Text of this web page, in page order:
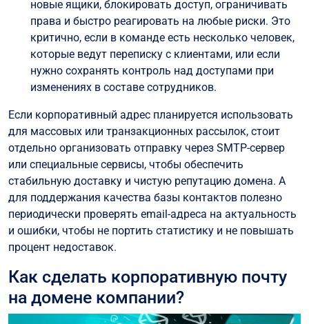
новые ящики, блокировать доступ, ограничивать
права и быстро реагировать на любые риски. Это
критично, если в команде есть несколько человек,
которые ведут переписку с клиентами, или если
нужно сохранять контроль над доступами при
изменениях в составе сотрудников.
Если корпоративный адрес планируется использовать
для массовых или транзакционных рассылок, стоит
отдельно организовать отправку через SMTP-сервер
или специальные сервисы, чтобы обеспечить
стабильную доставку и чистую репутацию домена. А
для поддержания качества базы контактов полезно
периодически проверять email-адреса на актуальность
и ошибки, чтобы не портить статистику и не повышать
процент недоставок.
Как сделать корпоративную почту
на домене компании?